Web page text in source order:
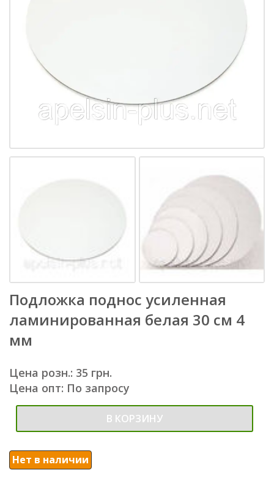
Подложка поднос усиленная
ламинированная белая 30 см 4
мм
Цена розн.: 35 грн.
Цена опт: По запросу
В КОРЗИНУ
Нет в наличии